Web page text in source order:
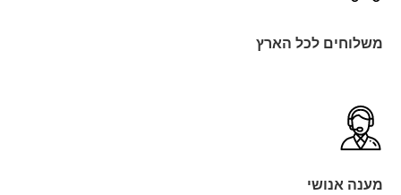
משלוחים לכל הארץ
מענה אנושי